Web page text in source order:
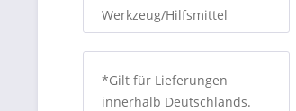
Werkzeug/Hilfsmittel
*Gilt für Lieferungen
innerhalb Deutschlands.